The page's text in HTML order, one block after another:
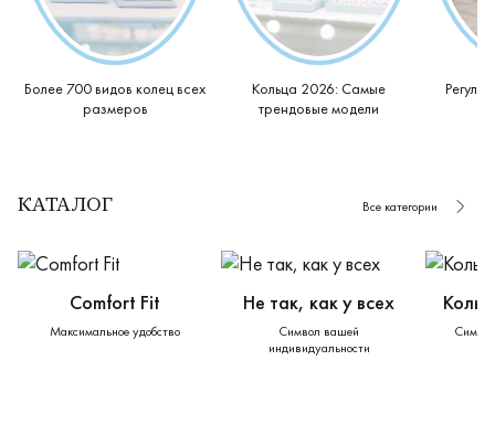
Более 700 видов колец всех
размеров
Кольца 2026: Самые
трендовые модели
КАТАЛОГ Все категории
Сomfort Fit
Максимальное удобство
Не так, как у всех
Символ вашей
индивидуальности